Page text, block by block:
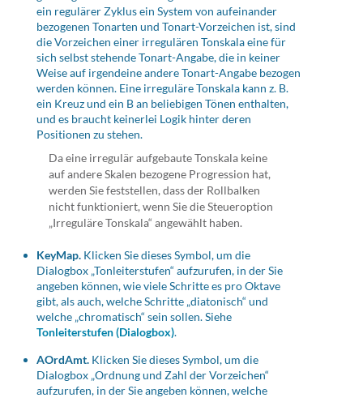
ein regulärer Zyklus ein System von aufeinander
bezogenen Tonarten und Tonart-Vorzeichen ist, sind
die Vorzeichen einer irregulären Tonskala eine für
sich selbst stehende Tonart-Angabe, die in keiner
Weise auf irgendeine andere Tonart-Angabe bezogen
werden können. Eine irreguläre Tonskala kann z. B.
ein Kreuz und ein B an beliebigen Tönen enthalten,
und es braucht keinerlei Logik hinter deren
Positionen zu stehen.
Da eine irregulär aufgebaute Tonskala keine
auf andere Skalen bezogene Progression hat,
werden Sie feststellen, dass der Rollbalken
nicht funktioniert, wenn Sie die Steueroption
„Irreguläre Tonskala“ angewählt haben.
KeyMap. Klicken Sie dieses Symbol, um die
Dialogbox „Tonleiterstufen“ aufzurufen, in der Sie
angeben können, wie viele Schritte es pro Oktave
gibt, als auch, welche Schritte „diatonisch“ und
welche „chromatisch“ sein sollen. Siehe
Tonleiterstufen (Dialogbox).
AOrdAmt. Klicken Sie dieses Symbol, um die
Dialogbox „Ordnung und Zahl der Vorzeichen“
aufzurufen, in der Sie angeben können, welche